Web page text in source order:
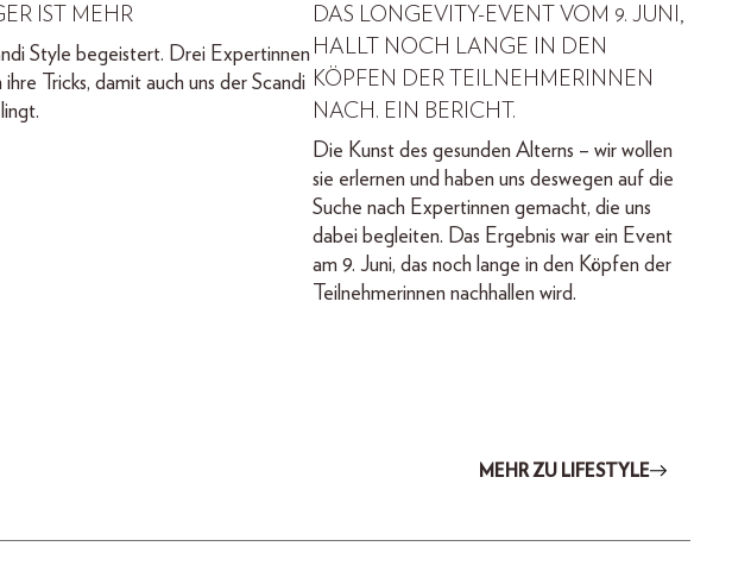
IST MEHR
Style begeistert. Drei Expertinnen
Tricks, damit auch uns der Scandi
DAS LONGEVITY-EVENT VOM 9. JUNI,
HALLT NOCH LANGE IN DEN
KÖPFEN DER TEILNEHMERINNEN
NACH. EIN BERICHT.
Die Kunst des gesunden Alterns – wir wollen
sie erlernen und haben uns deswegen auf die
Suche nach Expertinnen gemacht, die uns
dabei begleiten. Das Ergebnis war ein Event
am 9. Juni, das noch lange in den Köpfen der
Teilnehmerinnen nachhallen wird.
MEHR ZU LIFESTYLE